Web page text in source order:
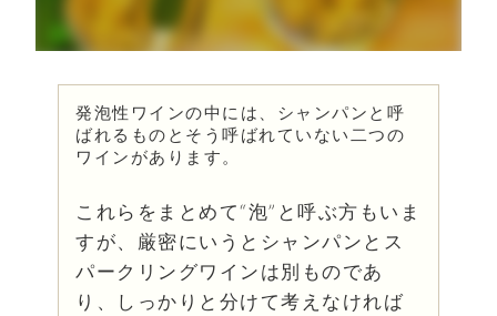
発泡性ワインの中には、シャンパンと呼
ばれるものとそう呼ばれていない二つの
ワインがあります。
これらをまとめて“泡”と呼ぶ方もいま
すが、厳密にいうとシャンパンとス
パークリングワインは別ものであ
り、しっかりと分けて考えなければ